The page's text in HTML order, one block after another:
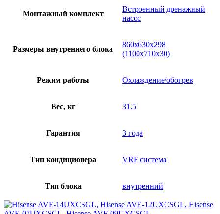
Монтажный комплект
Встроенный дренажный
насос
Размеры внутреннего блока
860х630х298
(1100х710х30)
Режим работы Охлаждение/обогрев
Вес, кг 31.5
Гарантия 3 года
Тип кондиционера VRF система
Тип блока внутренний